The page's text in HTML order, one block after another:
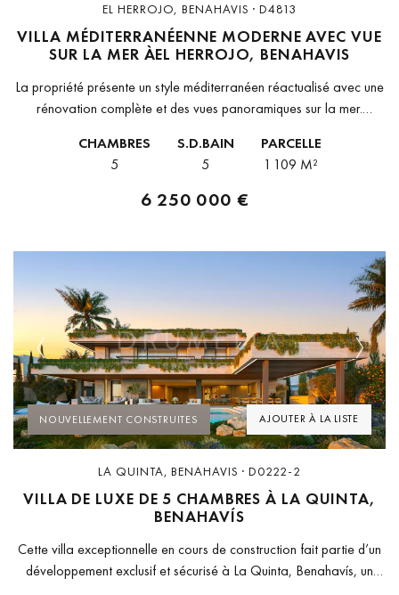
EL HERROJO, BENAHAVIS · D4813
VILLA MÉDITERRANÉENNE MODERNE AVEC VUE
SUR LA MER ÀEL HERROJO, BENAHAVIS
La propriété présente un style méditerranéen réactualisé avec une
rénovation complète et des vues panoramiques sur la mer.
raffinés, créant une atmosphère lumineuse...
CHAMBRES
5
S.D.BAIN
5
PARCELLE
1 109 M²
6 250 000 €
AJOUTER À LA LISTE
Previous Next
NOUVELLEMENT CONSTRUITES
LA QUINTA, BENAHAVIS · D0222-2
VILLA DE LUXE DE 5 CHAMBRES À LA QUINTA,
BENAHAVÍS
Cette villa exceptionnelle en cours de construction fait partie d’un
développement exclusif et sécurisé à La Quinta, Benahavís, un